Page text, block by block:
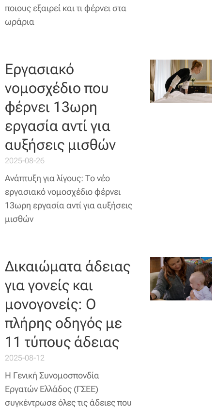
ποιους εξαιρεί και τι φέρνει στα
ωράρια
Εργασιακό
νομοσχέδιο που
φέρνει 13ωρη
εργασία αντί για
αυξήσεις μισθών
2025-08-26
Ανάπτυξη για λίγους: Το νέο
εργασιακό νομοσχέδιο φέρνει
13ωρη εργασία αντί για αυξήσεις
μισθών
Δικαιώματα άδειας
για γονείς και
μονογονείς: Ο
πλήρης οδηγός με
11 τύπους άδειας
2025-08-12
Η Γενική Συνομοσπονδία
Εργατών Ελλάδος (ΓΣΕΕ)
συγκέντρωσε όλες τις άδειες που